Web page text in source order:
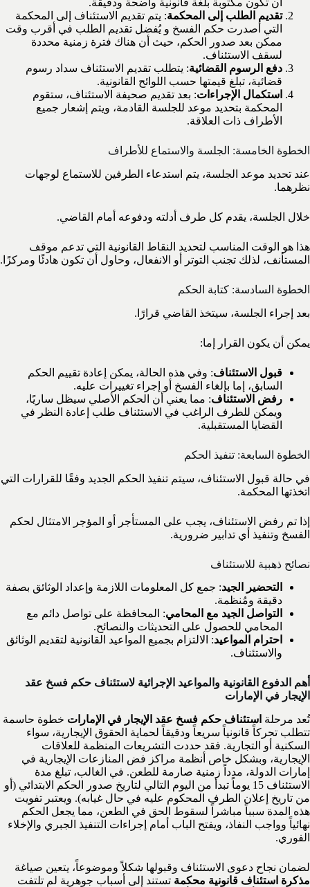
أن تكون مكتوبة بلغة قانونية واضحة ودقيقة.
تقديم الطلب إلى المحكمة: يتم تقديم الاستئناف إلى المحكمة
التي أصدرت حكم الفسخ و يُفضل تقديم الطلب في أقرب وقت
ممكن بعد صدور الحكم، حيث أن هناك فترة زمنية محددة
لسقف الاستئناف.
دفع الرسوم القضائية: يتطلب تقديم الاستئناف سداد رسوم
قضائية، تبلغ قيمتها حسب اللوائح القانونية.
استكمال الإجراءات: بعد تقديم صحيفة الاستئناف، ستقوم
المحكمة بتحديد موعد للجلسة القادمة، ويتم إشعار جميع
الأطراف ذات العلاقة.
الخطوة الخامسة: الجلسة والاستماع للأطراف
عند تحديد موعد الجلسة، يتم استدعاء الطرفين للاستماع لوجهات
نظرهما.
خلال الجلسة، يقدم كل طرف أدلته ودفوعه أمام القاضي.
هذا هو الوقت المناسب لتحديد النقاط القانونية التي تدعم موقف
المستأنف، لذلك تجنب التوتر أو الانفعال، وحاول أن تكون هادئًا ومركزًا.
الخطوة السادسة: كتابة الحكم
بعد إجراء الجلسة، سيتخذ القاضي قرارًا.
يمكن أن يكون القرار إما:
قبول الاستئناف: وفي هذه الحالة، يمكن إعادة تقييم الحكم
السابق، إما بإلغاء الفسخ أو إجراء تغييرات عليه.
رفض الاستئناف: مما يعني أن الحكم الأصلي سيظل ساريًا،
ويمكن للطرف الراغب في الاستئناف طلب إعادة النظر في
القضايا المستقبلية.
الخطوة السابعة: تنفيذ الحكم
في حالة قبول الاستئناف، سيتم تنفيذ الحكم الجديد وفقًا للقرارات التي
اتخذتها المحكمة.
إذا تم رفض الاستئناف، يجب على المستأجر أو المؤجر الامتثال لحكم
الفسخ وتنفيذ أي تدابير ضرورية.
نصائح ذهبية للاستئناف
التحضير الجيد: جمع كل المعلومات اللازمة وإعداد الوثائق بصفة
دقيقة ومُنظمة.
التواصل الجيد مع المحامي: المحافظة على تواصل دائم مع
المحامي للحصول على التحديثات والنصائح.
احترام المواعيد: الالتزام بجميع المواعيد القانونية لتقديم الوثائق
والاستئناف.
أهم الدفوع القانونية والمواعيد الإجرائية لاستئناف حكم فسخ عقد
الإيجار في الإمارات
تُعد مرحلة استئناف حكم فسخ عقد الإيجار في الإمارات خطوة حاسمة
تتطلب تحركاً قانونياً سريعاً ودقيقاً لحماية الحقوق الإيجارية، سواء
السكنية أو التجارية. فقد حددت التشريعات المنظمة للعلاقات
الإيجارية، وبشكل خاص أنظمة مراكز فض المنازعات الإيجارية في
إمارات الدولة، مدداً زمنية صارمة للطعن. في الغالب، تبلغ مدة
الاستئناف 15 يوماً تبدأ من اليوم التالي لتاريخ صدور الحكم الابتدائي (أو
من تاريخ إعلان الطرف المحكوم عليه في حال غيابه). ويعتبر تفويت
هذه المدة سبباً مباشراً لسقوط الحق في الطعن، مما يجعل الحكم
نهائياً وواجب النفاذ، ويفتح الباب أمام إجراءات التنفيذ الجبري والإخلاء
الفوري.
لضمان نجاح دعوى الاستئناف وقبولها شكلاً وموضوعاً، يتعين صياغة
مذكرة استئناف قانونية محكمة تستند إلى أسباب جوهرية لم تلتفت